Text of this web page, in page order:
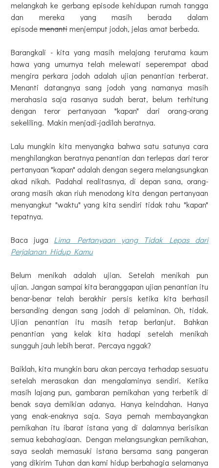
melangkah ke gerbang episode kehidupan rumah tangga
dan mereka yang masih berada dalam
episodemenantimenjemput jodoh, jelas amat berbeda.
Barangkali - kita yang masih melajang terutama kaum
hawa yang umurnya telah melewati seperempat abad
mengira perkara jodoh adalah ujian penantian terberat.
Menanti datangnya sang jodoh yang namanya masih
merahasia saja rasanya sudah berat, belum terhitung
dengan teror pertanyaan "kapan" dari orang-orang
sekeliling. Makin menjadi-jadilah beratnya.
Lalu mungkin kita menyangka bahwa satu satunya cara
menghilangkan beratnya penantian dan terlepas dari teror
pertanyaan "kapan" adalah dengan segera melangsungkan
akad nikah. Padahal realitasnya, di depan sana, orang-
orang masih akan riuh menodong kita dengan pertanyaan
menyangkut "waktu" yang kita sendiri tidak tahu "kapan"
tepatnya.
Baca juga Lima Pertanyaan yang Tidak Lepas dari
Perjalanan Hidup Kamu
Belum menikah adalah ujian. Setelah menikah pun
ujian. Jangan sampai kita beranggapan ujian penantian itu
benar-benar telah berakhir persis ketika kita berhasil
bersanding dengan sang jodoh di pelaminan. Oh, tidak.
Ujian penantian itu masih tetap berlanjut. Bahkan
penantian yang kelak kita hadapi setelah menikah
sungguh jauh lebih berat. Percaya nggak?
Baiklah, kita mungkin baru akan percaya terhadap sesuatu
setelah merasakan dan mengalaminya sendiri. Ketika
masih lajang pun, gambaran pernikahan yang terbetik di
benak saya demikian adanya. Hanya keindahan. Hanya
yang enak-enaknya saja. Saya pernah membayangkan
pernikahan itu ibarat istana yang di dalamnya berisikan
semua kebahagiaan. Dengan melangsungkan pernikahan,
saya seolah memasuki istana bersama sang pangeran
yang dikirim Tuhan dan kami hidup berbahagia selamanya